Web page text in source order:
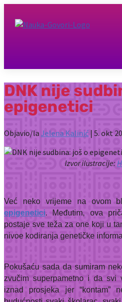
DNK nije
epigenetici
Objavio/la Jelena Kalinić | 5. okt
Izvor ilustracije:
Već neko vrijeme na ovom
epigenetici. Međutim, ova
postaje sve teža za one koji u
nivoe kodiranja genetičke
Pokušaću sada da sumiram
zvučim superpametno i da
iznad prosjeka jer